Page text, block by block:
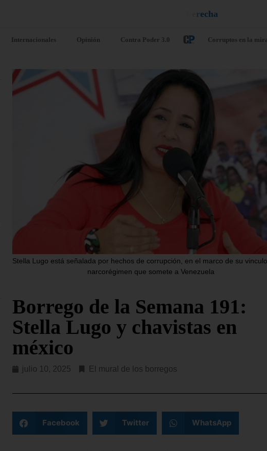
Internacionales Opinión Contra Poder 3.0 Corruptos en la
EE. UU. sanciona
al ministro de
Cuba y a otras
siete personas
vinculadas a su
industria militar
agosto 6, 2026 Internacionales
El Departamento del Tesoro de EE.
UU. ha anunciado este jueves la
imposición de sanciones contra
cinco empresas y ocho
Argentina
como
organización
terrorista a
banda
ecuatoriana
Chone Killers
Argentina ha declarado
«organización terrorista» a
Chone Killers, fundada en
hace seis años al
Stella Lugo está señalada por hechos de corrupción, en el marco de su
narcorégimen que somete a Venezuela
Borrego de la Semana 191:
Stella Lugo y chavistas en
méxico
julio 10, 2025 El mural de los borregos
Facebook Twitter WhatsApp